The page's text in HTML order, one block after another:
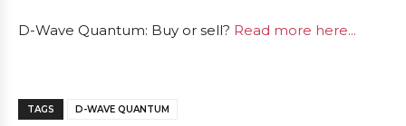
D-Wave Quantum: Buy or sell? Read more here...
TAGS D-WAVE QUANTUM